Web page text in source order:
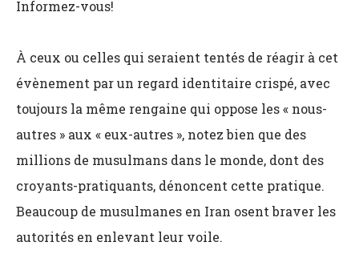
Informez-vous!
À ceux ou celles qui seraient tentés de réagir à cet
évènement par un regard identitaire crispé, avec
toujours la même rengaine qui oppose les « nous-
autres » aux « eux-autres », notez bien que des
millions de musulmans dans le monde, dont des
croyants-pratiquants, dénoncent cette pratique.
Beaucoup de musulmanes en Iran osent braver les
autorités en enlevant leur voile.